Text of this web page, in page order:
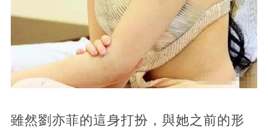
雖然劉亦菲的這身打扮，與她之前的形